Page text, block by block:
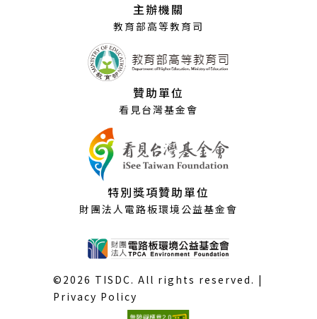
主辦機關
教育部高等教育司
贊助單位
看見台灣基金會
特別獎項贊助單位
財團法人電路板環境公益基金會
©2026 TISDC. All rights reserved. |
Privacy Policy